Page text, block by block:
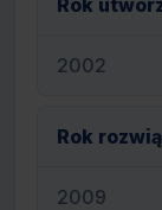
Rok
2002
Rok
2009